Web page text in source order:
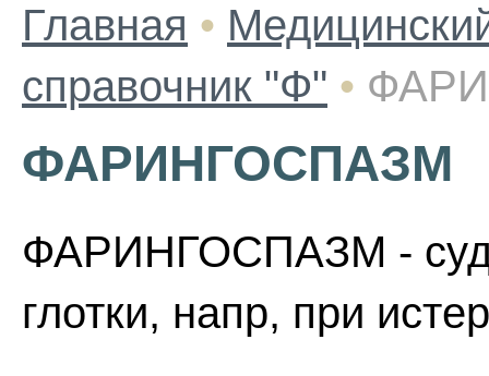
Главная •
справочник "Ф" •
ФАРИНГОСПАЗМ
ФАРИНГОСПАЗМ -
глотки, напр, при